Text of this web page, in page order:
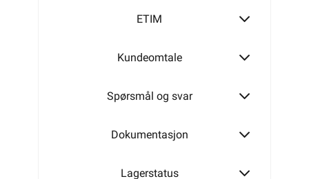
ETIM
Kundeomtale
Spørsmål og svar
Dokumentasjon
Lagerstatus